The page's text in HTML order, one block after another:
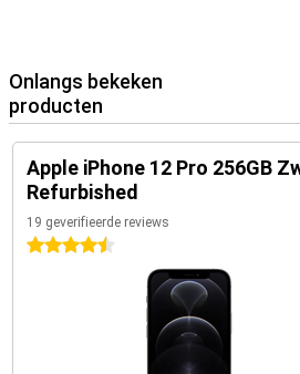
Onlangs bekeken
producten
Apple iPhone 12 Pro 256GB
Refurbished
19 geverifieerde reviews
4.5 sterren